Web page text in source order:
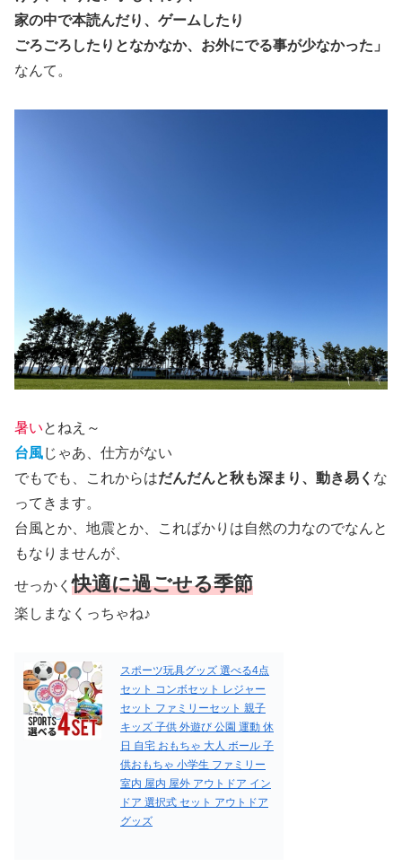
家の中で本読んだり、ゲームしたり
ごろごろしたりとなかなか、お外にでる事が少なかった」
なんて。
暑いとねえ～
台風じゃあ、仕方がない
でもでも、これからはだんだんと秋も深まり、動き易く な
ってきます。
台風とか、地震とか、こればかりは自然の力なのでなんと
もなりませんが、
せっかく快適に過ごせる季節
楽しまなくっちゃね♪
スポーツ玩具グッズ 選べる4点
セット コンボセット レジャー
セット ファミリーセット 親子
キッズ 子供 外遊び 公園 運動 休
日 自宅 おもちゃ 大人 ボール 子
供おもちゃ 小学生 ファミリー
室内 屋内 屋外 アウトドア イン
ドア 選択式 セット アウトドア
グッズ